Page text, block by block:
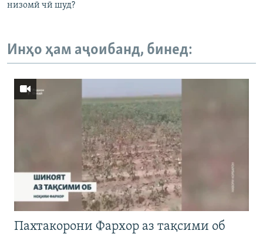
низомӣ чӣ шуд?
Инҳо ҳам аҷоибанд, бинед:
Пахтакорони Фархор аз тақсими об